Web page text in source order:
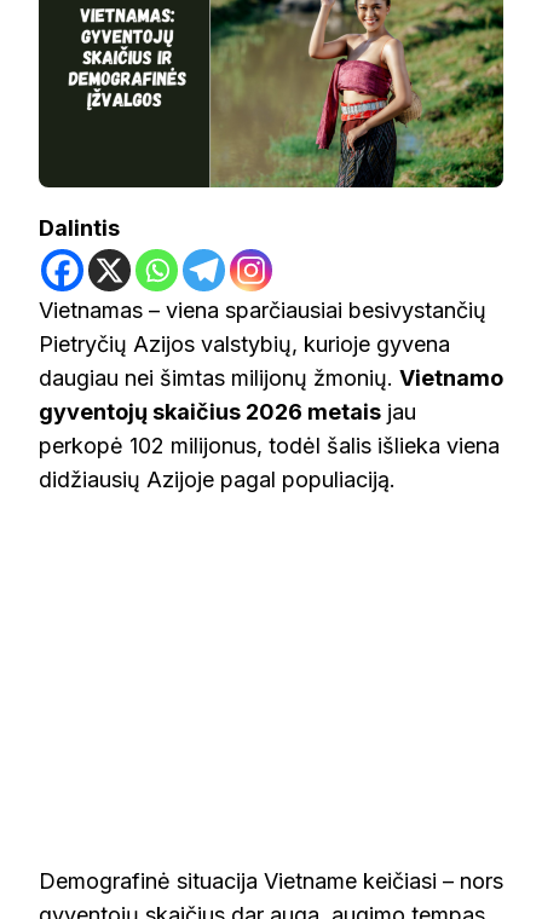
ĮŽVALGOS
2026
METAIS
Dalintis
Vietnamas – viena sparčiausiai besivystančių
Pietryčių Azijos valstybių, kurioje gyvena
daugiau nei šimtas milijonų žmonių. Vietnamo
gyventojų skaičius 2026 metais jau
perkopė 102 milijonus, todėl šalis išlieka viena
didžiausių Azijoje pagal populiaciją.
Demografinė situacija Vietname keičiasi – nors